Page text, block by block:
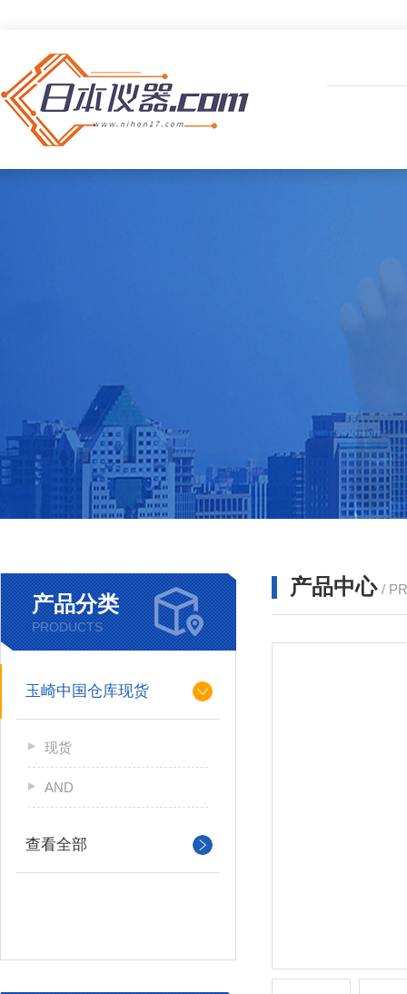
产品分类
PRODUCTS
玉崎中国仓库现货
现货
AND
查看全部
产品中心 /